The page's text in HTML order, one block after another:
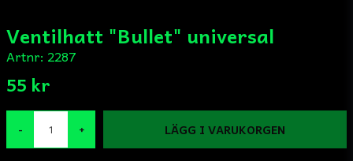
Ventilhatt "Bullet" universal
Artnr: 2287
55 kr
- + LÄGG I VARUKORGEN